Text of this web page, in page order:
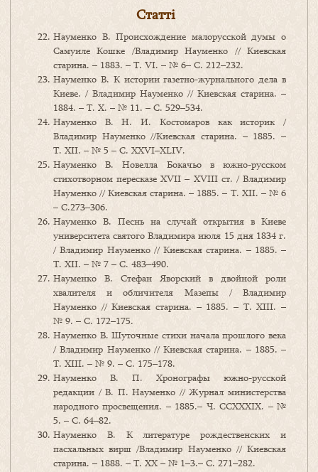
Статті
Науменко В. Происхождение малорусской думы о
Самуиле Кошке /Владимир Науменко // Киевская
старина. – 1883. – Т. VI. – № 6– С. 212–232.
Науменко В. К истории газетно-журнального дела в
Киеве. / Владимир Науменко // Киевская старина. –
1884. – Т. Х. – № 11. – С. 529–534.
Науменко В. Н. И. Костомаров как историк /
Владимир Науменко //Киевская старина. – 1885. –
Т. ХII. – № 5 – С. ХХVI–XLIV.
Науменко В. Новелла Бокачьо в южно-русском
стихотворном пересказе XVII – XVIII ст. / Владимир
Науменко // Киевская старина. – 1885. – Т. ХII. – № 6
– С.273–306.
Науменко В. Песнь на случай открытия в Киеве
университета святого Владимира июля 15 дня 1834 г.
/ Владимир Науменко // Киевская старина. – 1885. –
Т. ХII. – № 7 – С. 483–490.
Науменко В. Стефан Яворский в двойной роли
хвалителя и обличителя Мазепы / Владимир
Науменко // Киевская старина. – 1885. – Т. ХIIІ. –
№ 9. – С. 172–175.
Науменко В. Шуточные стихи начала прошлого века
/ Владимир Науменко // Киевская старина. – 1885. –
Т. ХIIІ. – № 9. – С. 175–178.
Науменко В. П. Хронографы южно-русской
редакции / В. П. Науменко // Журнал министерства
народного просвещения. – 1885.– Ч. ССХХХІХ. – №
5. – С. 64–82.
Науменко В. К литературе рождественских и
пасхальных вирш /Владимир Науменко // Киевская
старина. – 1888. – Т. ХХ – № 1–3.– С. 271–282.